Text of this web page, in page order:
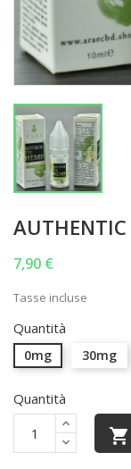
7,90 €
Tasse incluse
Quantità
0mg 30mg
Quantità
